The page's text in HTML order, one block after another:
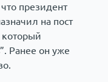
президент
на пост
Ранее он уже